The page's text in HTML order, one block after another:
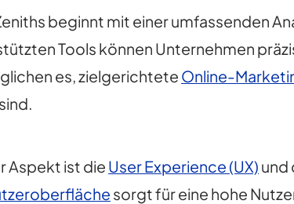
beginnt mit einer umfassenden
Tools können Unternehmen
es, zielgerichtete Online-
Aspekt ist die User Experience (UX) und
sorgt für eine hohe